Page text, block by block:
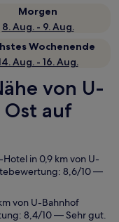
Morgen
8. Aug. - 9. Aug.
Wochenende
Aug. - 16. Aug.
von U-
Ost auf
in 0,9 km von U-
8,6/10 —
von U-Bahnhof
8,4/10 — Sehr gut.